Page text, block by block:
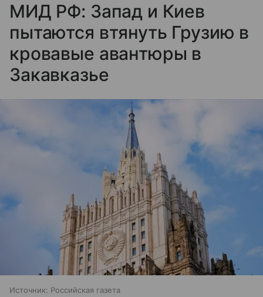
МИД РФ: Запад и Киев
пытаются втянуть Грузию в
кровавые авантюры в
Закавказье
Источник: Российская газета